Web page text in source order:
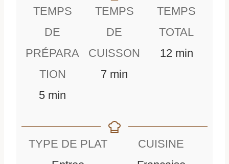
TEMPS
DE
PRÉPARA
TION
5mmin
TEMPS
DE
CUISSON
7m
u
min
TEMPS
TOTAL
12m
e
min
TYPE DE PLAT
CUISINE